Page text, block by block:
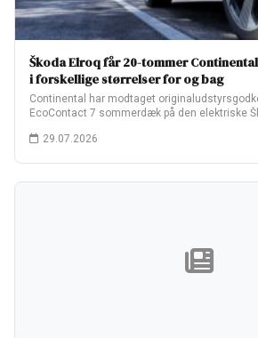
Škoda Elroq får 20-tommer
i forskellige størrelser for og bag
Continental har modtaget
EcoContact 7 sommerdæk på den elektriske
29.07.2026